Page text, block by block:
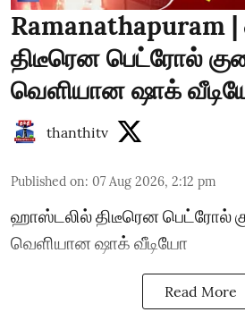
Ramanathapuram
திடீரென பெட்ரோல்
வெளியான ஷாக்
thanthitv
Published on: 07 Aug 2026, 2:12 pm
ஹாஸ்டலில் திடீரென பெட்ரோல்
வெளியான ஷாக் வீடியோ
Read More